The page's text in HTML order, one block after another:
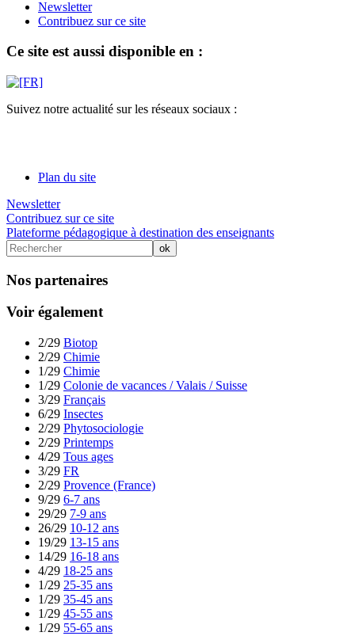
Newsletter
Contribuez sur ce site
Ce site est aussi disponible en :
Suivez notre actualité sur les réseaux sociaux :
Plan du site
Newsletter
Contribuez sur ce site
Plateforme pédagogique à destination des enseignants
Nos partenaires
Voir également
2/29 Biotop
2/29 Chimie
1/29 Chimie
1/29 Colonie de vacances / Valais / Suisse
3/29 Français
6/29 Insectes
2/29 Phytosociologie
2/29 Printemps
4/29 Tous ages
3/29 FR
2/29 Provence (France)
9/29 6-7 ans
29/29 7-9 ans
26/29 10-12 ans
19/29 13-15 ans
14/29 16-18 ans
4/29 18-25 ans
1/29 25-35 ans
1/29 35-45 ans
1/29 45-55 ans
1/29 55-65 ans